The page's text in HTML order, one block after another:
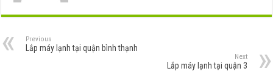
Previous
Lắp máy lạnh tại quận bình thạnh
Next
Lắp máy lạnh tại quận 3